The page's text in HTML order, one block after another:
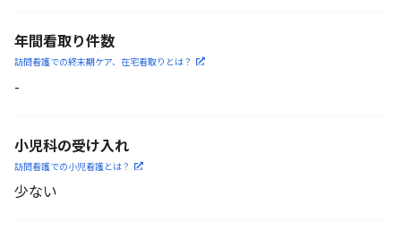
年間看取り件数
訪問看護での終末期ケア、 在宅看取りとは？
-
小児科の受け入れ
訪問看護での小児看護とは？
少ない